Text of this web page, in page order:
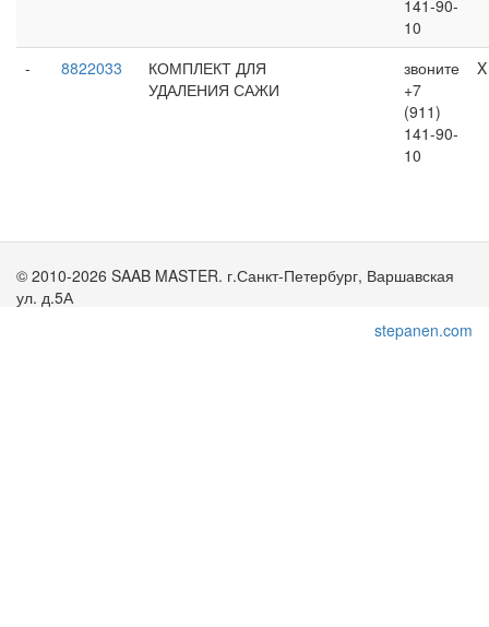
141-90-
10
- 8822033
КОМПЛЕКТ ДЛЯ
УДАЛЕНИЯ САЖИ
звоните
+7
(911)
141-90-
10
X
© 2010-2026 SAAB MASTER. г.Санкт-Петербург, Варшавская
ул. д.5А
stepanen.com